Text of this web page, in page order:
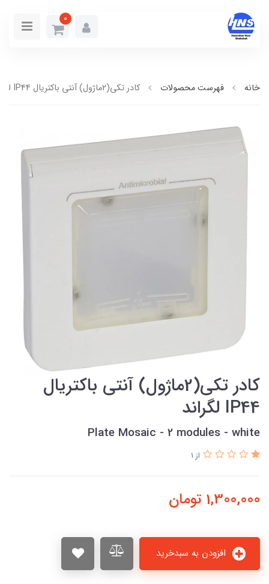
0
خانه فهرست محصولات کادر تکي(2ماژول) آنتی باکتریال IP44 لگراند
کادر تکي(2ماژول) آنتی باکتریال
IP44 لگراند
Plate Mosaic - 2 modules - white
از 1
1,300,000 تومان